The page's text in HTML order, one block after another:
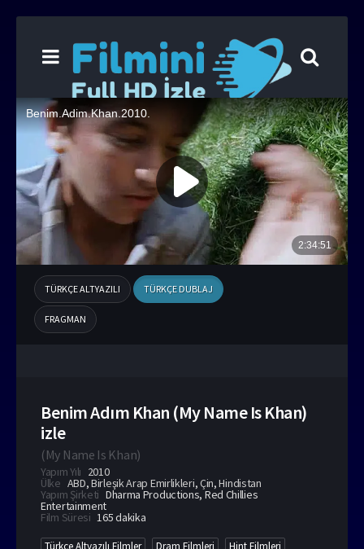
TÜRKÇE ALTYAZILI TÜRKÇE DUBLAJ
FRAGMAN
Benim Adım Khan (My Name Is Khan)
izle
(My Name Is Khan)
Yapım Yılı 2010
Ülke ABD,Birleşik Arap Emirlikleri,Çin,Hindistan
Yapım Şirketi Dharma Productions, Red Chillies
Entertainment
Film Süresi 165 dakika
Türkçe Altyazılı Filmler Dram Filmleri
Hint Filmleri